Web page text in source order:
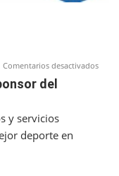
Comentarios desactivadosen
del
y servicios
deporte en